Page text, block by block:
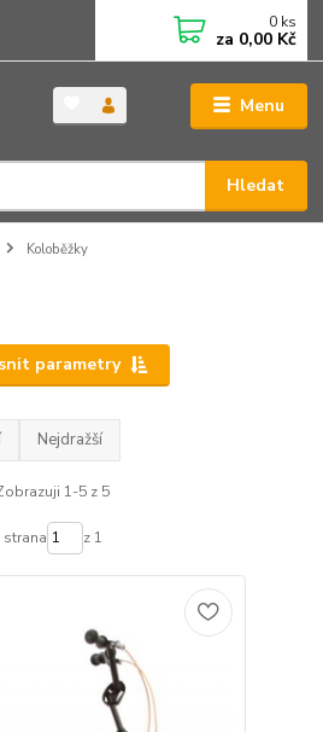
Menu
Hledat
0 ks
za 0,00 Kč
Koloběžky
parametry
Nejdražší
1-5 z 5
strana z 1